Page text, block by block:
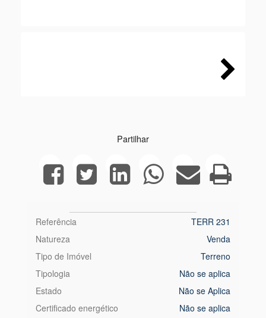
Partilhar
Referência
TERR 231
Natureza
Venda
Tipo de Imóvel
Terreno
Tipologia
Não se aplica
Estado
Não se Aplica
Certificado energético
Não se aplica